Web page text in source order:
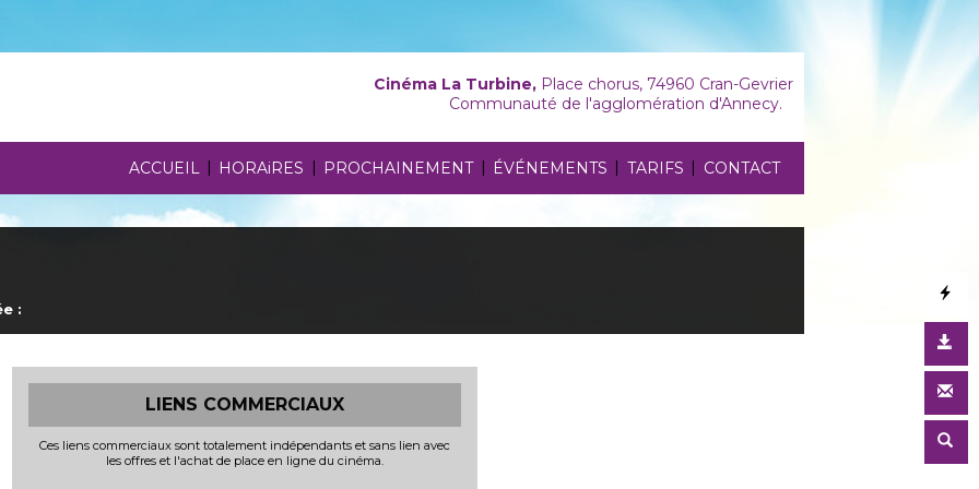
ACCUEIL | HORAiRES | PROCHAINEMENT | ÉVÉNEMENTS | TARIFS | CONTACT
Cinéma La Turbine, Place chorus, 74960 Cran-Gevrier
Communauté de l'agglomération d'Annecy.
:
LIENS COMMERCIAUX
Ces liens commerciaux sont totalement indépendants et sans lien avec
les offres et l'achat de place en ligne du cinéma.